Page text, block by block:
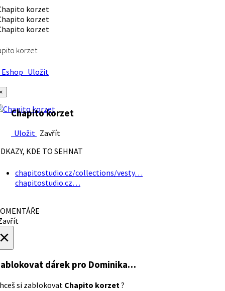
korzet
Uložit
Chapito korzet
Uložit Zavřít
KDE TO SEHNAT
chapitostudio.cz/collections/vesty…
chapitostudio.cz…
dárek pro Dominika…
si zablokovat Chapito korzet?